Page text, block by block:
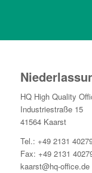
HQ High Quality
Industriestraße 15
41564 Kaarst
Tel.: +49 2131
Fax: +49 2131
kaarst@hq-office.de